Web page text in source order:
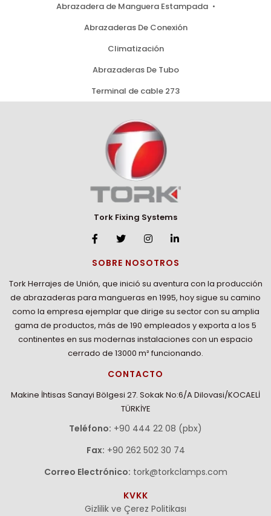
Abrazadera de Manguera Estampada
Abrazaderas De Conexión
Climatización
Abrazaderas De Tubo
Terminal de cable 273
Tork Fixing Systems
SOBRE NOSOTROS
Tork Herrajes de Unión, que inició su aventura con la producción
de abrazaderas para mangueras en 1995, hoy sigue su camino
como la empresa ejemplar que dirige su sector con su amplia
gama de productos, más de 190 empleados y exporta a los 5
continentes en sus modernas instalaciones con un espacio
cerrado de 13000 m² funcionando.
CONTACTO
Makine İhtisas Sanayi Bölgesi 27. Sokak No:6/A Dilovasi/KOCAELİ
TÜRKİYE
Teléfono: +90 444 22 08 (pbx)
Fax: +90 262 502 30 74
Correo Electrónico: tork@torkclamps.com
KVKK
Gizlilik ve Çerez Politikası